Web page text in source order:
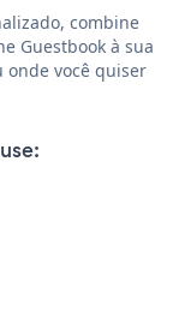
combine
Guestbook à sua
onde você quiser